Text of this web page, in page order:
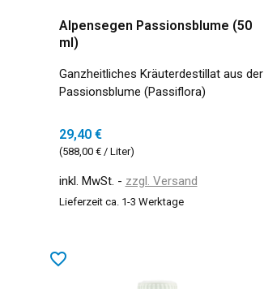
Alpensegen Passionsblume (50
ml)
Ganzheitliches Kräuterdestillat aus der
Passionsblume (Passiflora)
29,40 €
(588,00 € / Liter)
inkl. MwSt. zzgl. Versand
Lieferzeit ca. 1-3 Werktage
favorite_border